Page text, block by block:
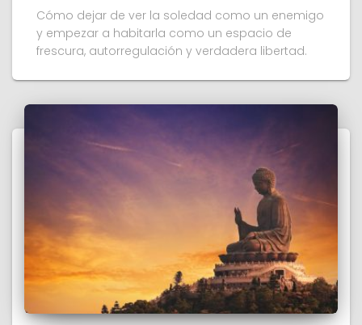
Cómo dejar de ver la soledad como un enemigo
y empezar a habitarla como un espacio de
frescura, autorregulación y verdadera libertad.